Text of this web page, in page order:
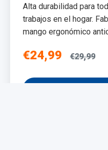
Alta durabilidad para
trabajos en el hogar.
mango ergonómico
€24,99 €29,99